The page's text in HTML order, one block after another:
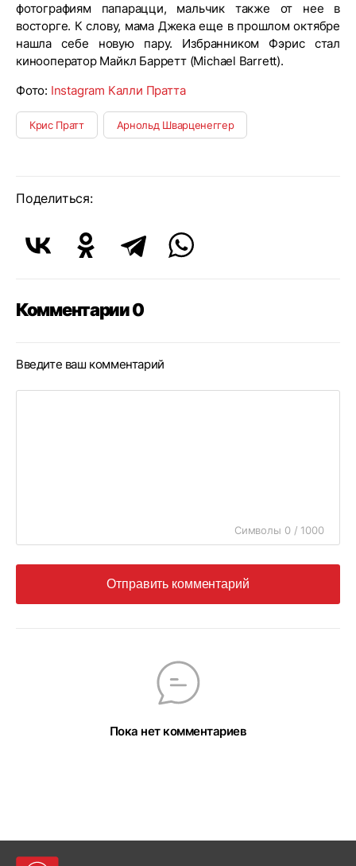
фотографиям папарацци, мальчик также от нее в
восторге. К слову, мама Джека еще в прошлом октябре
нашла себе новую пару. Избранником Фэрис стал
кинооператор Майкл Барретт (Michael Barrett).
Фото: Instagram Калли Пратта
Крис Пратт Арнольд Шварценеггер
Поделиться:
Комментарии 0
Введите ваш комментарий
Символы 0 / 1000
Отправить комментарий
Пока нет комментариев